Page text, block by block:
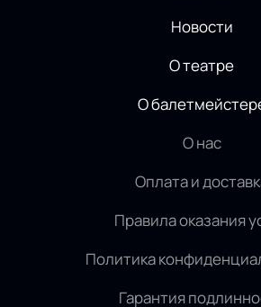
Новости
О театре
О
О нас
Оплата и
Правила оказания
Политика
Гарантия